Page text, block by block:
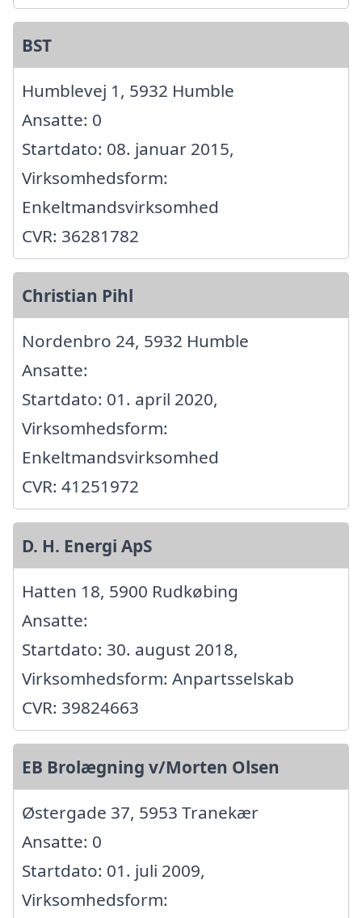
BST
Humblevej 1, 5932 Humble
Ansatte: 0
Startdato: 08. januar 2015,
Virksomhedsform:
Enkeltmandsvirksomhed
CVR: 36281782
Christian Pihl
Nordenbro 24, 5932 Humble
Ansatte:
Startdato: 01. april 2020,
Virksomhedsform:
Enkeltmandsvirksomhed
CVR: 41251972
D. H. Energi ApS
Hatten 18, 5900 Rudkøbing
Ansatte:
Startdato: 30. august 2018,
Virksomhedsform: Anpartsselskab
CVR: 39824663
EB Brolægning v/Morten Olsen
Østergade 37, 5953 Tranekær
Ansatte: 0
Startdato: 01. juli 2009,
Virksomhedsform: